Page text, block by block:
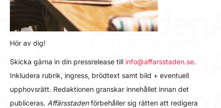
Hör av dig!
Skicka gärna in din pressrelease till info@affarsstaden.se.
Inkludera rubrik, ingress, brödtext samt bild + eventuell
upphovsrätt. Redaktionen granskar innehållet innan det
publiceras. Affärsstadenförbehåller sig rätten att redigera